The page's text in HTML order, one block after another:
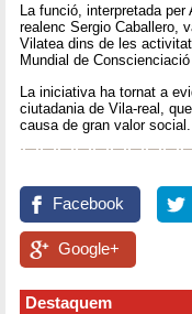
La funció, interpretada
realenc Sergio Caballero,
Vilatea dins de les
Mundial de
La iniciativa ha tornat a
ciutadania de Vila-real,
causa de gran valor social.
Facebook
Google+
Destaquem